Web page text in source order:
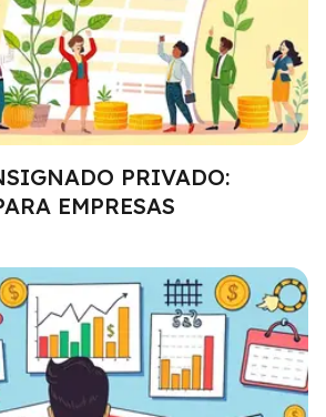
PRIVADO:
EMPRESAS